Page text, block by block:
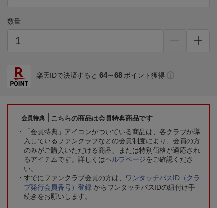
数量
楽天IDで決済すると 64～68 ポイント獲得
会員特典
こちらの商品は会員特典商品です
「会員特典」アイコンがついている商品は、各クラブが導
入しているファンクラブなどの会員制度により、会員の方
のみがご購入いただける商品、または特別価格が適応され
るアイテムです。詳しくはヘルプページをご確認くださ
い。
すでにファンクラブ会員の方は、
ワンタッチパスID（クラ
ブ発行会員番号）登録 からワンタッチパスIDの紐付け手
続きをお願いします。